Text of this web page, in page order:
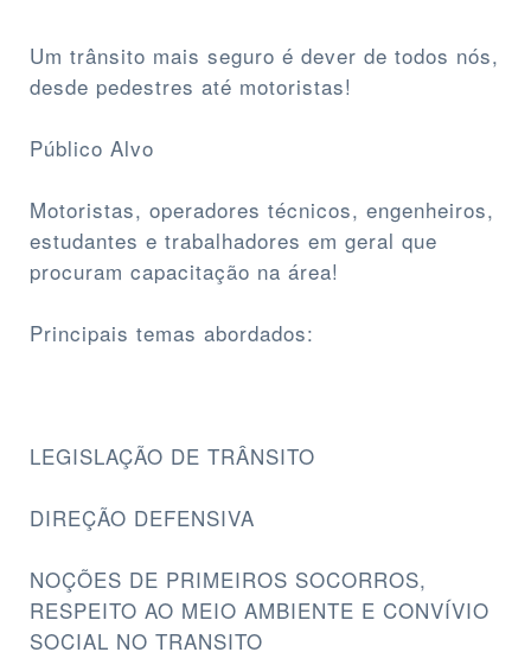
Um trânsito mais seguro é dever de todos nós,
desde pedestres até motoristas!
Público Alvo
Motoristas, operadores técnicos, engenheiros,
estudantes e trabalhadores em geral que
procuram capacitação na área!
Principais temas abordados:
LEGISLAÇÃO DE TRÂNSITO
DIREÇÃO DEFENSIVA
NOÇÕES DE PRIMEIROS SOCORROS,
RESPEITO AO MEIO AMBIENTE E CONVÍVIO
SOCIAL NO TRANSITO